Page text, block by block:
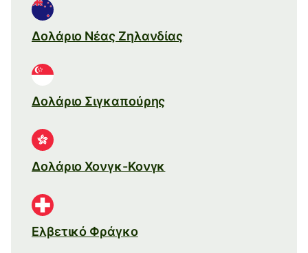
Δολάριο Νέας Ζηλανδίας
Δολάριο Σιγκαπούρης
Δολάριο Χονγκ-Κονγκ
Ελβετικό Φράγκο